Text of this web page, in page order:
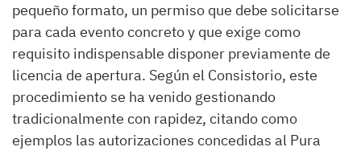
pequeño formato, un permiso que debe solicitarse
para cada evento concreto y que exige como
requisito indispensable disponer previamente de
licencia de apertura. Según el Consistorio, este
procedimiento se ha venido gestionando
tradicionalmente con rapidez, citando como
ejemplos las autorizaciones concedidas al Pura